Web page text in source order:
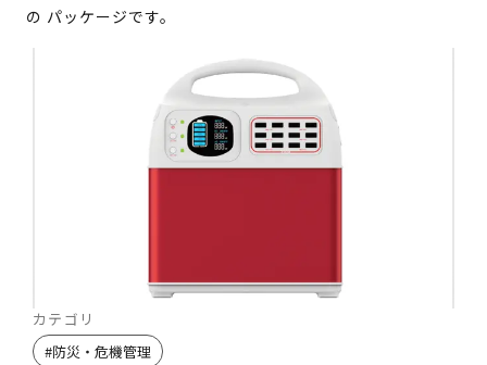
の パッケージです。
カテゴリ
#防災・危機管理